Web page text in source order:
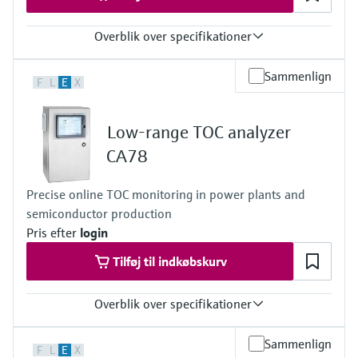
Overblik over specifikationer
-20 to 60 °C (-4 to 140 °F)
F L E X Sammenlign
Low-range TOC analyzer
CA78
Precise online TOC monitoring in power plants and
semiconductor production
Pris efter login
Tilføj til indkøbskurv
Overblik over specifikationer
0.5 to 1 000 μg/l (ppb)
F L E X Sammenlign